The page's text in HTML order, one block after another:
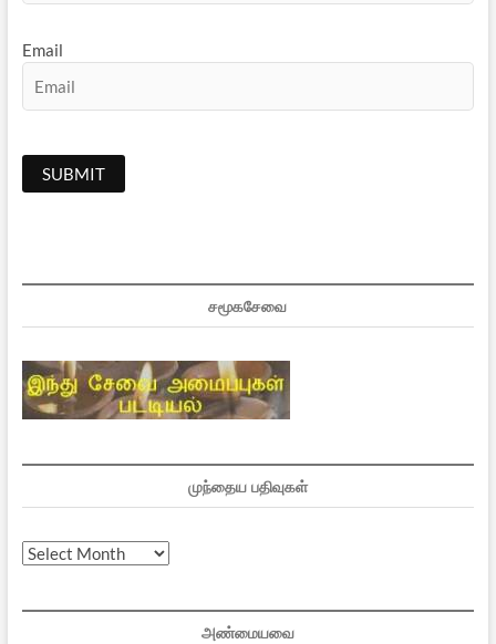
Email
சமூகசேவை
முந்தைய பதிவுகள்
முந்தைய
அண்மையவை